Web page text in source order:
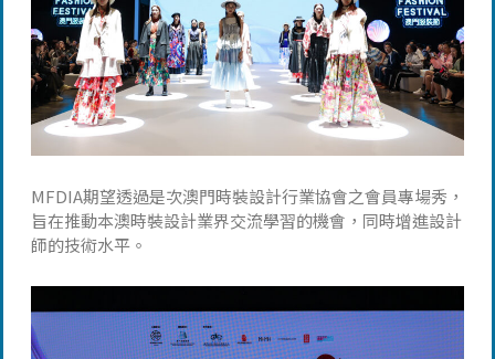
MFDIA期望透過是次澳門時裝設計行業協會之會員專場秀，
旨在推動本澳時裝設計業界交流學習的機會，同時增進設計
師的技術水平。